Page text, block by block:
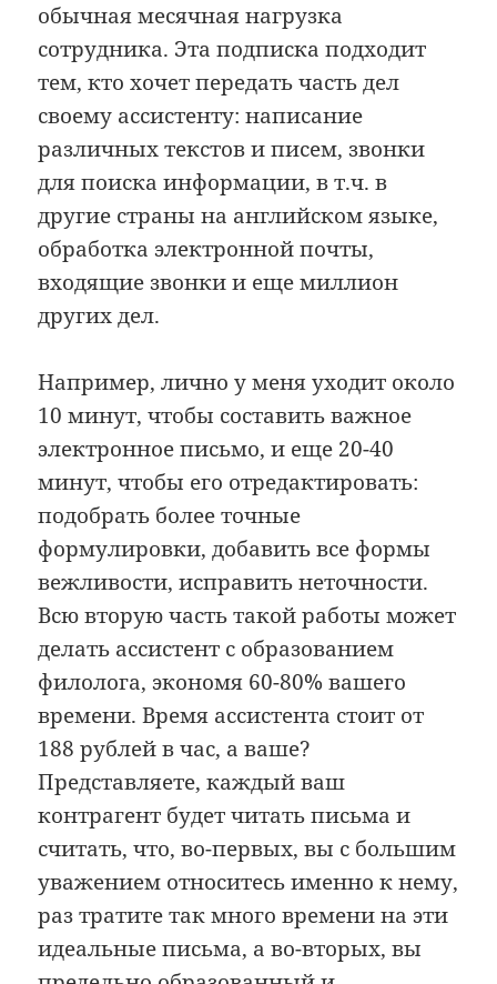
обычная месячная нагрузка
сотрудника. Эта подписка подходит
тем, кто хочет передать часть дел
своему ассистенту: написание
различных текстов и писем, звонки
для поиска информации, в т.ч. в
другие страны на английском языке,
обработка электронной почты,
входящие звонки и еще миллион
других дел.
Например, лично у меня уходит около
10 минут, чтобы составить важное
электронное письмо, и еще 20-40
минут, чтобы его отредактировать:
подобрать более точные
формулировки, добавить все формы
вежливости, исправить неточности.
Всю вторую часть такой работы может
делать ассистент с образованием
филолога, экономя 60-80% вашего
времени. Время ассистента стоит от
188 рублей в час, а ваше?
Представляете, каждый ваш
контрагент будет читать письма и
считать, что, во-первых, вы с большим
уважением относитесь именно к нему,
раз тратите так много времени на эти
идеальные письма, а во-вторых, вы